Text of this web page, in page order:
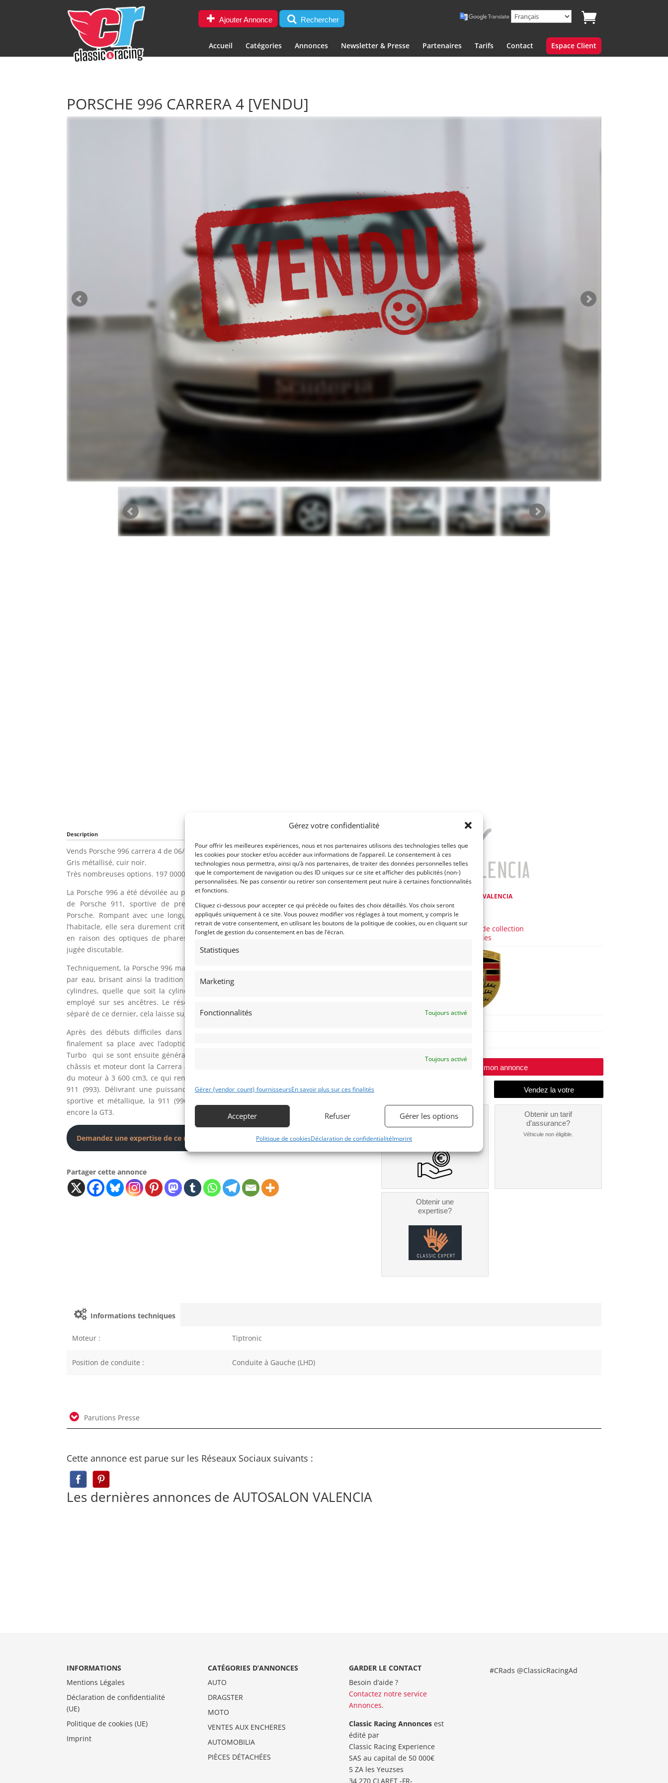
Gérez votre confidentialité
Pour offrir les meilleures expériences, nous et nos partenaires utilisons des technologies telles que
les cookies pour stocker et/ou accéder aux informations de l’appareil. Le consentement à ces
technologies nous permettra, ainsi qu’à nos partenaires, de traiter des données personnelles telles
que le comportement de navigation ou des ID uniques sur ce site et afficher des publicités (non-)
personnalisées. Ne pas consentir ou retirer son consentement peut nuire à certaines fonctionnalités
et fonctions.
Cliquez ci-dessous pour accepter ce qui précède ou faites des choix détaillés. Vos choix seront
appliqués uniquement à ce site. Vous pouvez modifier vos réglages à tout moment, y compris le
retrait de votre consentement, en utilisant les boutons de la politique de cookies, ou en cliquant sur
l’onglet de gestion du consentement en bas de l’écran.
Statistiques
Marketing
Fonctionnalités Toujours activé
Toujours activé
Gérer {vendor_count} fournisseursEn savoir plus sur ces finalités
Accepter Refuser Gérer les options
Politique de cookiesDéclaration de confidentialitéImprint
Ajouter Annonce Rechercher
Accueil Catégories Annonces Newsletter & Presse Partenaires Tarifs Contact Espace Client
PORSCHE 996 CARRERA 4 [VENDU]
Description
Vends Porsche 996 carrera 4 de 06/1999.
Gris métallisé, cuir noir.
Très nombreuses options. 197 0000 Km.
La Porsche 996 a été dévoilée au public en 1998. Il s’agit de la cinquième génération
de Porsche 911, sportive de prestige développée par le constructeur allemand
Porsche. Rompant avec une longue tradition tant au niveau du design et que de
l’habitacle, elle sera durement critiquée pendant les premières années, notamment
en raison des optiques de phares avant, empruntés au Boxster, d’une esthétique
jugée discutable.
Techniquement, la Porsche 996 marque l’apparition d’un moteur entièrement refroidi
par eau, brisant ainsi la tradition des moteurs refroidis par air et par huile ; ce 6
cylindres, quelle que soit la cylindrée, bénéficie toujours du système à carter sec
employé sur ses ancêtres. Le réservoir d’huile se trouvant sous le moteur et non
séparé de ce dernier, cela laisse suggérer à tort qu’il s’agit d’un carter humide.
Après des débuts difficiles dans le monde des amateurs, la Porsche 996 trouve
finalement sa place avec l’adoption en 2001 de nouvelles optiques sur la version
Turbo  qui se sont ensuite généralisés à toute la gamme 911  et des améliorations
châssis et moteur dont la Carrera 4S est la première à bénéficier comme le passage
du moteur à 3 600 cm3, ce qui renoue avec la tradition des précédentes 911 (964) et
911 (993). Délivrant une puissance de 320 ch et bénéficiant d’une sonorité plus
sportive et métallique, la 911 (996) rappelle alors les générations précédentes ou
encore la GT3.
Demandez une expertise de ce modèle
Partager cette annonce
AUTOSALON VALENCIA
Publié: 31 juillet 2017 (il y a 9 ans)
Catégorie :
Voitures de collection
Allemandes
Modifier mon annonce
Obtenir un
financement ?
Obtenir un tarif
d’assurance?
Véhicule non éligible.
Obtenir une
expertise?
Informations techniques
Moteur : Tiptronic
Position de conduite : Conduite à Gauche (LHD)
Parutions Presse
Cette annonce est parue sur les Réseaux Sociaux suivants :
Les dernières annonces de AUTOSALON VALENCIA
INFORMATIONS
Mentions Légales
Déclaration de confidentialité
(UE)
Politique de cookies (UE)
Imprint
CATÉGORIES D’ANNONCES
AUTO
DRAGSTER
MOTO
VENTES AUX ENCHERES
AUTOMOBILIA
PIÈCES DÉTACHÉES
GARDER LE CONTACT
Besoin d’aide ?
Contactez notre service
Annonces.
Classic Racing Annoncesest
édité par
Classic Racing Experience
SAS au capital de 50 000€
5 ZA les Yeuzses
34 270 CLARET -FR-
#CRads @ClassicRacingAd